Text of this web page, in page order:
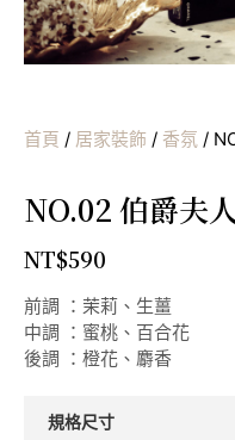
首頁 / 居家裝飾 / 香氛 /
NO.02 伯爵夫
NT$590
前調 ：茉莉、生薑
中調 ：蜜桃、百合花
後調 ：橙花、麝香
規格尺寸